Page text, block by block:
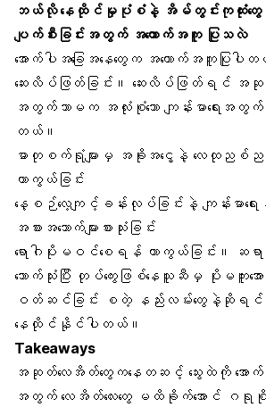
ဘယ်လို နေထိုင်မှုပုံစံနဲ့ အိမ်တွင်းကုထုံးတွေက
ပျက်စီးခြင်းအတွက် အထောက်အကူ ပြုသလဲ
အောက်ပါအခြေအနေတွေက အထောက်အကူပြုပါ
ဆေးလိပ်ဖြတ်ခြင်း။ ဆေးလိပ်ဖြတ်ရင် အဆု
အတွက်သာမက အလုံးစုံသော ကျန်းမာရေးအတွ
တယ်။
ဓာတုစက်ရုံများမှ အခိုးအငွေ့နဲ့ လေထုညစ်ညမ်
ကာကွယ်ခြင်း
နေ့စဉ်လေ့ကျင့်ခန်းလုပ်ခြင်းနဲ့ ကျန်းမာရ
အစားအသောက်များစားသုံးခြင်း
ရောဂါပိုးမဝင်စေရန် ကာကွယ်ခြင်း။ ဆရာဝန်
သောက်သုံးပြီး တုပ်ကွေးဖြစ်နေသူဆီမှ ပိုးမကူး
ဝတ်ဆင်ခြင်း စတဲ့ နည်းလမ်းတွေနဲ့ဆိုရင် ပို
နေထိုင်နိုင်ပါတယ်။
Takeaways
အဆုတ်လေအိတ်တွေကနေတဆင့် သွေးထဲကို အော
အတွက် လေအိတ်လေးတွေ မထိခိုက်အောင် ဂ